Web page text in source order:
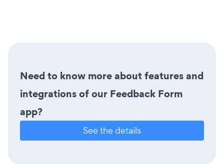
Need to know more about features and
integrations of our Feedback Form
app?
See the details